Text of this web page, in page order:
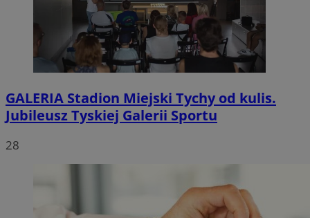
GALERIA Stadion Miejski Tychy od kulis.
Jubileusz Tyskiej Galerii Sportu
28